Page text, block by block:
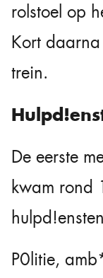
rolstoel op
Kort
trein.
De eerste
kwam rond
P0litie,